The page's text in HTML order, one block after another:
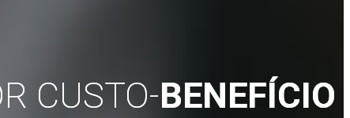
CUSTO-BENEFÍCIO